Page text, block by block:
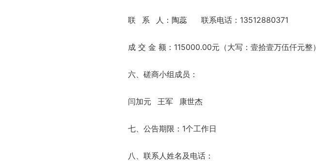
联 系 人：陶蕊 联系电话：13512880371
成 交 金 额：115000.00元（大写：壹拾壹万伍仟元整）
六、磋商小组成员：
闫加元 王军 康世杰
七、公告期限：1个工作日
八、联系人姓名及电话：